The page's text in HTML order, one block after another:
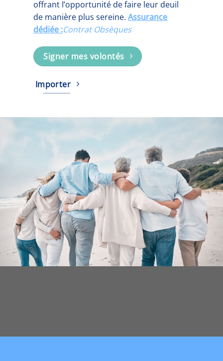
offrant l’opportunité de faire leur deuil
de manière plus sereine.Assurance
dédiée :Contrat Obsèques
Signer mes volontés
Importer